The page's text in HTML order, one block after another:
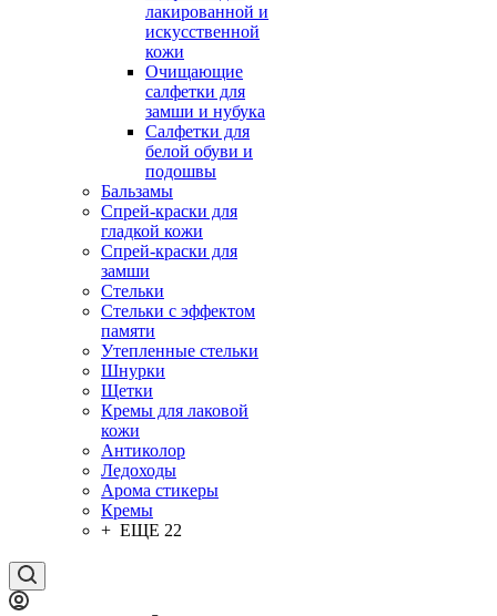
лакированной и
искусственной
кожи
Очищающие
салфетки для
замши и нубука
Салфетки для
белой обуви и
подошвы
Бальзамы
Спрей-краски для
гладкой кожи
Спрей-краски для
замши
Стельки
Стельки с эффектом
памяти
Утепленные стельки
Шнурки
Щетки
Кремы для лаковой
кожи
Антиколор
Ледоходы
Арома стикеры
Кремы
+ ЕЩЕ 22